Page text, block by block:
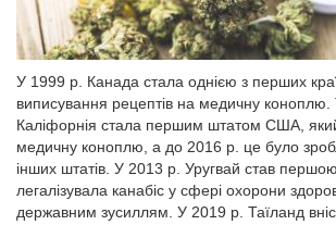
У 1999 р. Канада стала однією з перших
виписування рецептів на медичну коноплю.
Каліфорнія стала першим штатом США, який
медичну коноплю, а до 2016 р. це було
інших штатів. У 2013 р. Уругвай став
легалізувала канабіс у сфері охорони
державним зусиллям. У 2019 р. Таїланд